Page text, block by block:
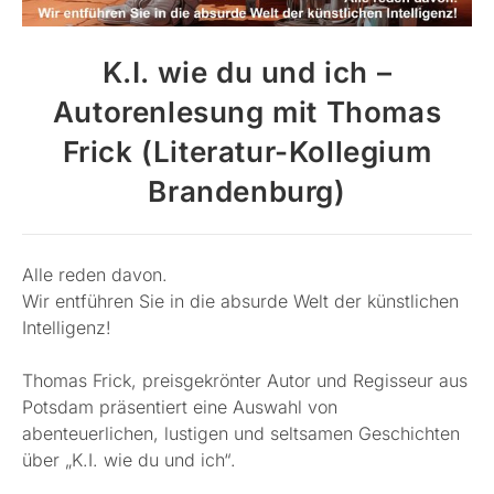
K.I. wie du und ich –
Autorenlesung mit Thomas
Frick (Literatur-Kollegium
Brandenburg)
Alle reden davon.
Wir entführen Sie in die absurde Welt der künstlichen
Intelligenz!
Thomas Frick, preisgekrönter Autor und Regisseur aus
Potsdam präsentiert eine Auswahl von
abenteuerlichen, lustigen und seltsamen Geschichten
über „K.I. wie du und ich“.